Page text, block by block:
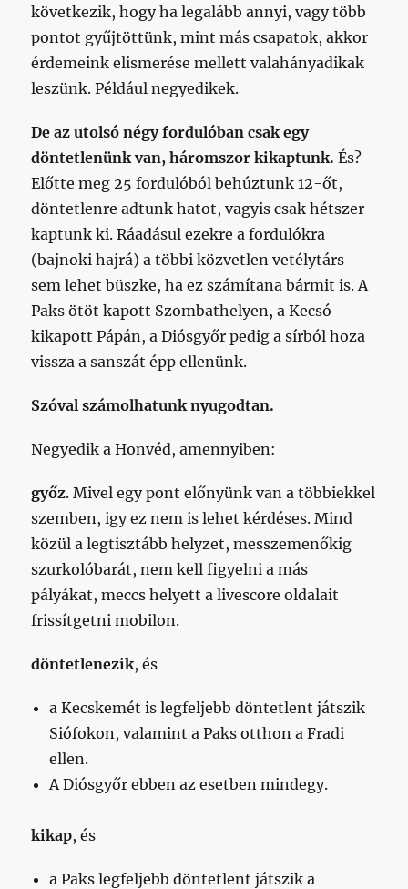
következik, hogy ha legalább annyi, vagy több
pontot gyűjtöttünk, mint más csapatok, akkor
érdemeink elismerése mellett valahányadikak
leszünk. Például negyedikek.
De az utolsó négy fordulóban csak egy
döntetlenünk van, háromszor kikaptunk.És?
Előtte meg 25 fordulóból behúztunk 12-őt,
döntetlenre adtunk hatot, vagyis csak hétszer
kaptunk ki. Ráadásul ezekre a fordulókra
(bajnoki hajrá) a többi közvetlen vetélytárs
sem lehet büszke, ha ez számítana bármit is. A
Paks ötöt kapott Szombathelyen, a Kecsó
kikapott Pápán, a Diósgyőr pedig a sírból hoza
vissza a sanszát épp ellenünk.
Szóval számolhatunk nyugodtan.
Negyedik a Honvéd, amennyiben:
győz. Mivel egy pont előnyünk van a többiekkel
szemben, igy ez nem is lehet kérdéses. Mind
közül a legtisztább helyzet, messzemenőkig
szurkolóbarát, nem kell figyelni a más
pályákat, meccs helyett a livescore oldalait
frissítgetni mobilon.
döntetlenezik, és
a Kecskemét is legfeljebb döntetlent játszik
Siófokon, valamint a Paks otthon a Fradi
ellen.
A Diósgyőr ebben az esetben mindegy.
kikap, és
a Paks legfeljebb döntetlent játszik a